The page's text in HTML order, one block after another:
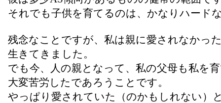
それでも子供を育てるのは、かなりハード
残念なことですが、私は親に愛されなかっ
生きてきました。
でも今、人の親となって、私の父母も私を
大変苦労したであろうことです。
やっぱり愛されていた（のかもしれない）